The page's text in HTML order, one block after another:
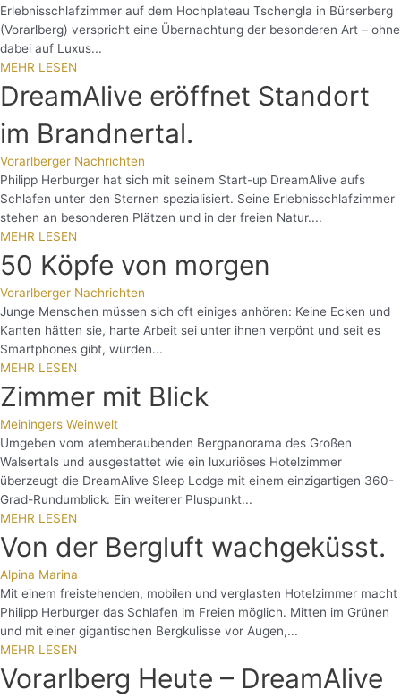
Erlebnisschlafzimmer auf dem Hochplateau Tschengla in Bürserberg
(Vorarlberg) verspricht eine Übernachtung der besonderen Art – ohne
dabei auf Luxus...
MEHR LESEN
DreamAlive eröffnet Standort
im Brandnertal.
Vorarlberger Nachrichten
Philipp Herburger hat sich mit seinem Start-up DreamAlive aufs
Schlafen unter den Sternen spezialisiert. Seine Erlebnisschlafzimmer
stehen an besonderen Plätzen und in der freien Natur....
MEHR LESEN
50 Köpfe von morgen
Vorarlberger Nachrichten
Junge Menschen müssen sich oft einiges anhören: Keine Ecken und
Kanten hätten sie, harte Arbeit sei unter ihnen verpönt und seit es
Smartphones gibt, würden...
MEHR LESEN
Zimmer mit Blick
Meiningers Weinwelt
Umgeben vom atemberaubenden Bergpanorama des Großen
Walsertals und ausgestattet wie ein luxuriöses Hotelzimmer
überzeugt die DreamAlive Sleep Lodge mit einem einzigartigen 360-
Grad-Rundumblick. Ein weiterer Pluspunkt...
MEHR LESEN
Von der Bergluft wachgeküsst.
Alpina Marina
Mit einem freistehenden, mobilen und verglasten Hotelzimmer macht
Philipp Herburger das Schlafen im Freien möglich. Mitten im Grünen
und mit einer gigantischen Bergkulisse vor Augen,...
MEHR LESEN
Vorarlberg Heute – DreamAlive